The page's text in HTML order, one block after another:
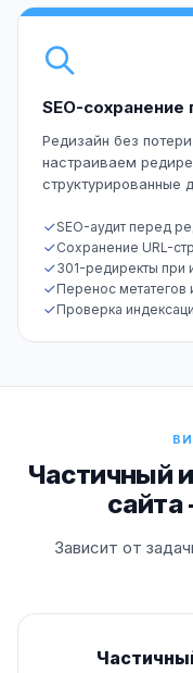
SEO-сохранение
Редизайн без
настраиваем
структурированные
SEO-аудит перед
Сохранение URL-
301-редиректы при
Перенос метатегов
Проверка
Частичный
сайта
Зависит от